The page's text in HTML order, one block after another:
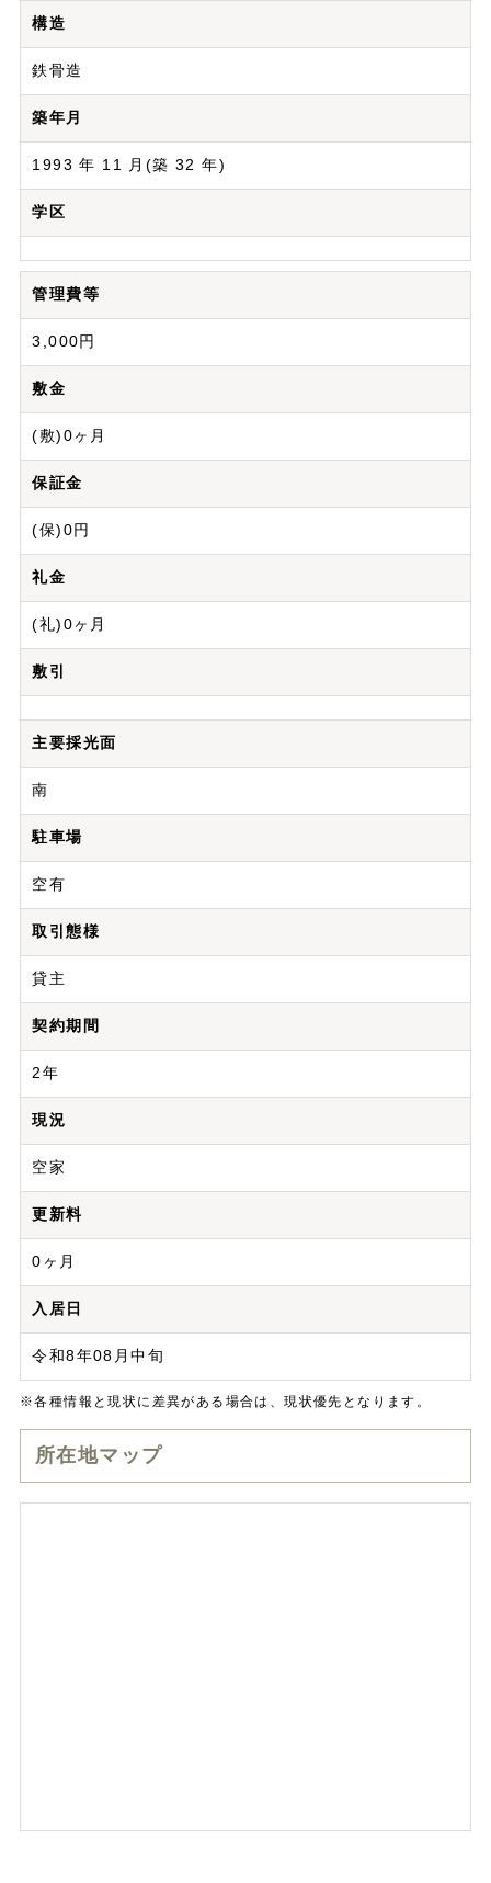
構造
鉄骨造
築年月
1993 年 11 月(築 32 年)
学区
管理費等
3,000円
敷金
(敷)0ヶ月
保証金
(保)0円
礼金
(礼)0ヶ月
敷引
主要採光面
南
駐車場
空有
取引態様
貸主
契約期間
2年
現況
空家
更新料
0ヶ月
入居日
令和8年08月中旬
※各種情報と現状に差異がある場合は、現状優先となります。
所在地マップ